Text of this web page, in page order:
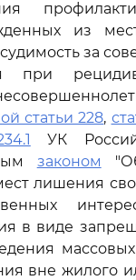
из
за
при
статьи 228,
УК
законом
лишения
в виде
вне жилого